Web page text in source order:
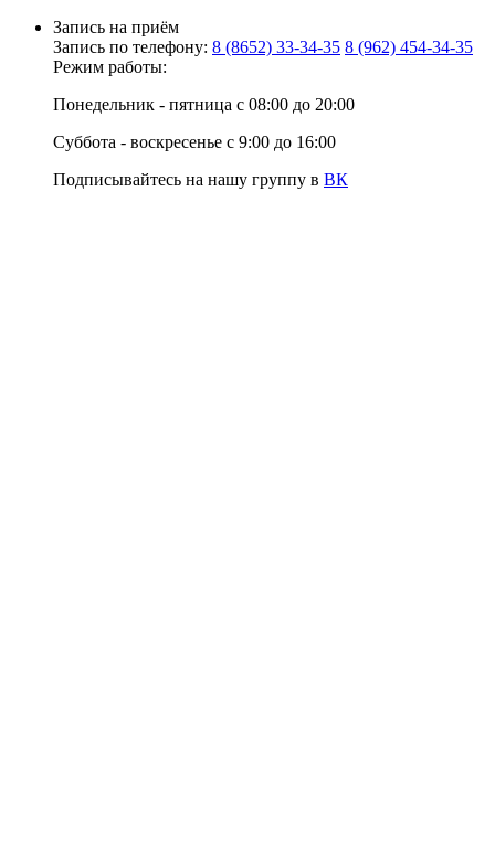
Запись на приём
Запись по телефону: 8 (8652) 33-34-35 8 (962) 454-34-35
Режим работы:
Понедельник - пятница с 08:00 до 20:00
Суббота - воскресенье с 9:00 до 16:00
Подписывайтесь на нашу группу в ВК